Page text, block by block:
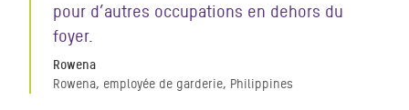
pour d’autres occupations en dehors du
foyer.
Rowena
Rowena, employée de garderie, Philippines